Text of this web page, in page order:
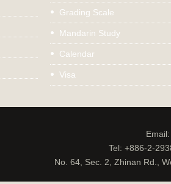
Grading Scale
Mandarin Study
Calendar
Visa
Tel: +886-2-
No. 64, Sec. 2, Zhinan Rd.,